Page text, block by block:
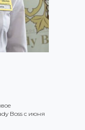
Boss c июня